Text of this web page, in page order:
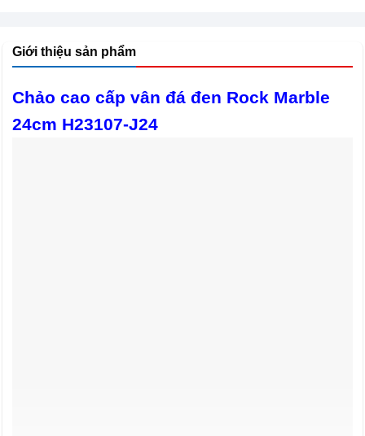
Giới thiệu sản phẩm
Chảo cao cấp vân đá đen Rock Marble
24cm H23107-J24